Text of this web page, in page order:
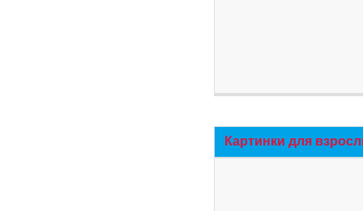
Картинки для